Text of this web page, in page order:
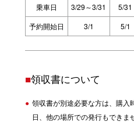
乗車日 3/29～3/31 5/31
予約開始日
3/1 5/1
■領収書について
領収書が別途必要な方は、購入
日、他の場所での発行もできま